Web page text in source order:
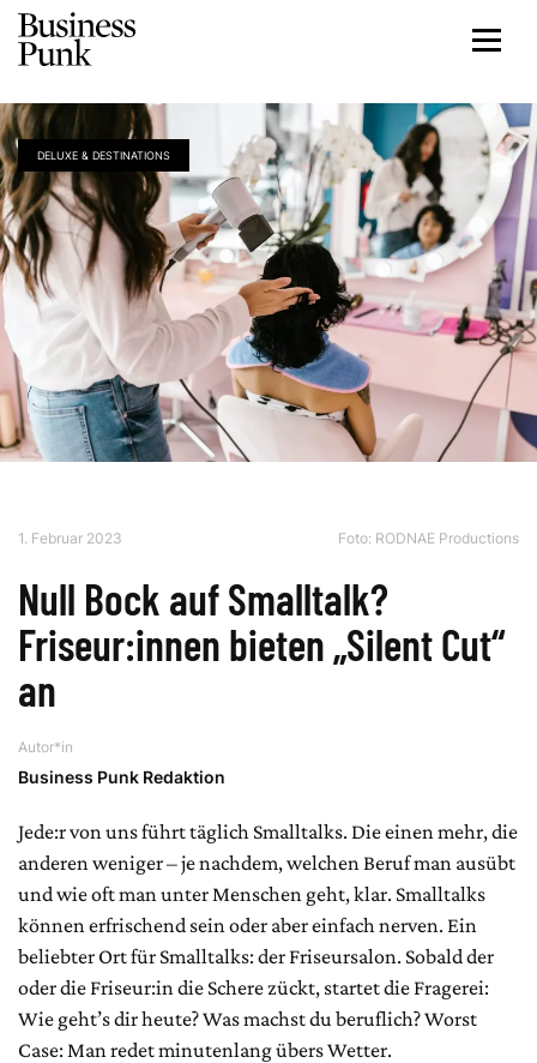
DELUXE & DESTINATIONS
1. Februar 2023 Foto: RODNAE Productions
Null Bock auf Smalltalk?
Friseur:innen bieten „Silent Cut“
an
Autor*in
Business Punk Redaktion
Jede:r von uns führt täglich Smalltalks. Die einen mehr, die
anderen weniger – je nachdem, welchen Beruf man ausübt
und wie oft man unter Menschen geht, klar. Smalltalks
können erfrischend sein oder aber einfach nerven. Ein
beliebter Ort für Smalltalks: der Friseursalon. Sobald der
oder die Friseur:in die Schere zückt, startet die Fragerei:
Wie geht’s dir heute? Was machst du beruflich? Worst
Case: Man redet minutenlang übers Wetter.